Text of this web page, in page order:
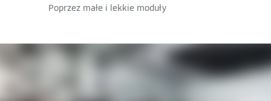
Poprzez małe i lekkie moduły